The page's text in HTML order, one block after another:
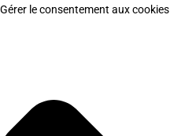
Gérer le consentement aux cookies